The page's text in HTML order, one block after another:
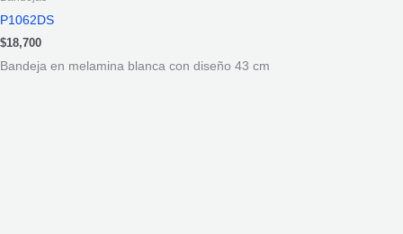
P1062DS
$18,700
Bandeja en melamina blanca con diseño 43 cm